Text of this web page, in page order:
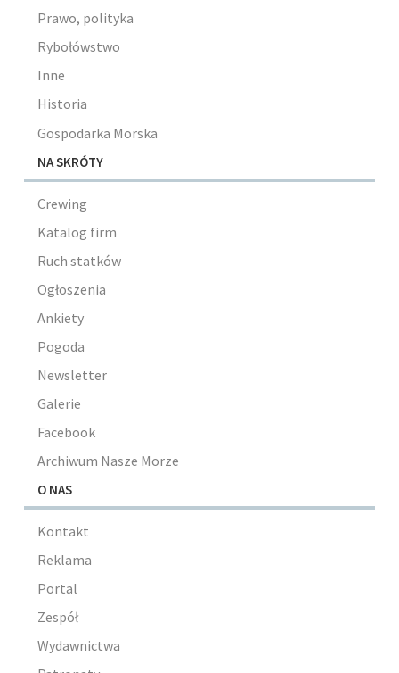
Prawo, polityka
Rybołówstwo
Inne
Historia
Gospodarka Morska
NA SKRÓTY
Crewing
Katalog firm
Ruch statków
Ogłoszenia
Ankiety
Pogoda
Newsletter
Galerie
Facebook
Archiwum Nasze Morze
O NAS
Kontakt
Reklama
Portal
Zespół
Wydawnictwa